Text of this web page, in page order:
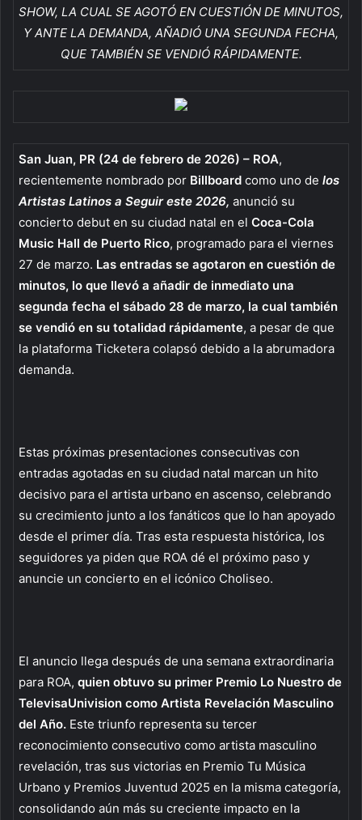
SHOW, LA CUAL SE AGOTÓ EN CUESTIÓN DE MINUTOS,
Y ANTE LA DEMANDA, AÑADIÓ UNA SEGUNDA FECHA,
QUE TAMBIÉN SE VENDIÓ RÁPIDAMENTE.
San Juan, PR (24 de febrero de 2026) – ROA,
recientemente nombrado por Billboard como uno de los
Artistas Latinos a Seguir este 2026, anunció su
concierto debut en su ciudad natal en el Coca-Cola
Music Hall de Puerto Rico, programado para el viernes
27 de marzo. Las entradas se agotaron en cuestión de
minutos, lo que llevó a añadir de inmediato una
segunda fecha el sábado 28 de marzo, la cual también
se vendió en su totalidad rápidamente, a pesar de que
la plataforma Ticketera colapsó debido a la abrumadora
demanda.
Estas próximas presentaciones consecutivas con
entradas agotadas en su ciudad natal marcan un hito
decisivo para el artista urbano en ascenso, celebrando
su crecimiento junto a los fanáticos que lo han apoyado
desde el primer día. Tras esta respuesta histórica, los
seguidores ya piden que ROA dé el próximo paso y
anuncie un concierto en el icónico Choliseo.
El anuncio llega después de una semana extraordinaria
para ROA, quien obtuvo su primer Premio Lo Nuestro de
TelevisaUnivision como Artista Revelación Masculino
del Año. Este triunfo representa su tercer
reconocimiento consecutivo como artista masculino
revelación, tras sus victorias en Premio Tu Música
Urbano y Premios Juventud 2025 en la misma categoría,
consolidando aún más su creciente impacto en la